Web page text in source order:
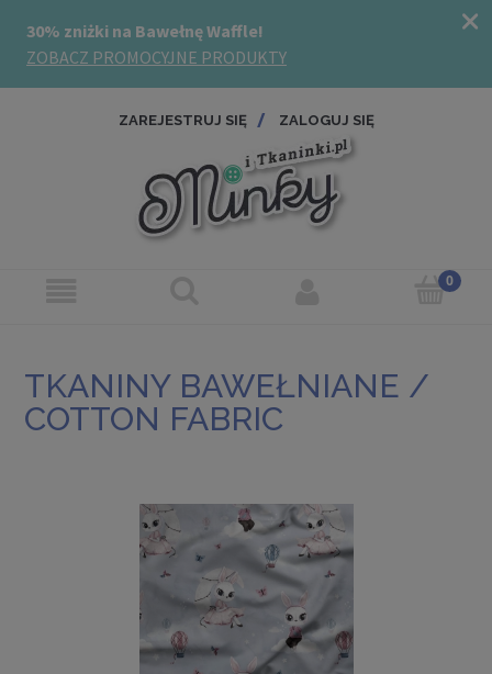
ZAREJESTRUJ SIĘ ZALOGUJ SIĘ
TKANINY BAWEŁNIANE /
COTTON FABRIC